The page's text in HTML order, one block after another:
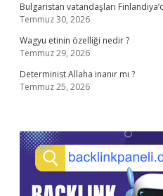
Bulgaristan vatandaşları
Temmuz 30, 2026
Wagyu etinin özelliği nedir ?
Temmuz 29, 2026
Determinist Allaha inanır mı ?
Temmuz 25, 2026